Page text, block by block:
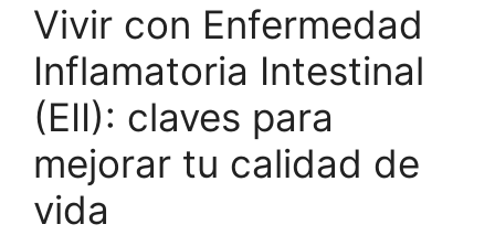
Vivir con Enfermedad
Inflamatoria Intestinal
(EII): claves para
mejorar tu calidad de
vida